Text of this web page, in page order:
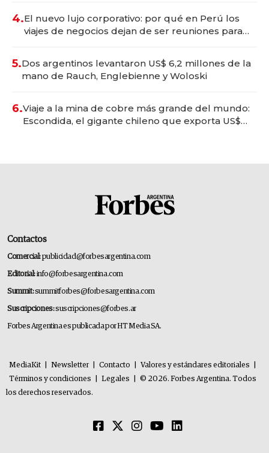
4.El nuevo lujo corporativo: por qué en Perú los
viajes de negocios dejan de ser reuniones para
5.Dos argentinos levantaron US$ 6,2 millones de la
mano de Rauch, Englebienne y Woloski
6.Viaje a la mina de cobre más grande del mundo:
Escondida, el gigante chileno que exporta US$
Contactos
Comercial:publicidad@forbesargentina.com
Editorial:info@forbesargentina.com
Summit:summitforbes@forbesargentina.com
Suscripciones:suscripciones@forbes.ar
Forbes Argentina es publicada por HT Media SA.
MediaKit Newsletter Contacto Valores y estándares editoriales
Términos y condiciones
Legales
© 2026. Forbes Argentina. Todos
los derechos reservados.